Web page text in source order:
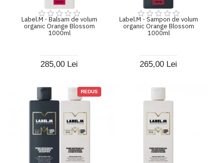
Label.M - Balsam de volum
organic Orange Blossom
1000ml
285,00 Lei
Label.M - Sampon de volum
organic Orange Blossom
1000ml
265,00 Lei
REDUS